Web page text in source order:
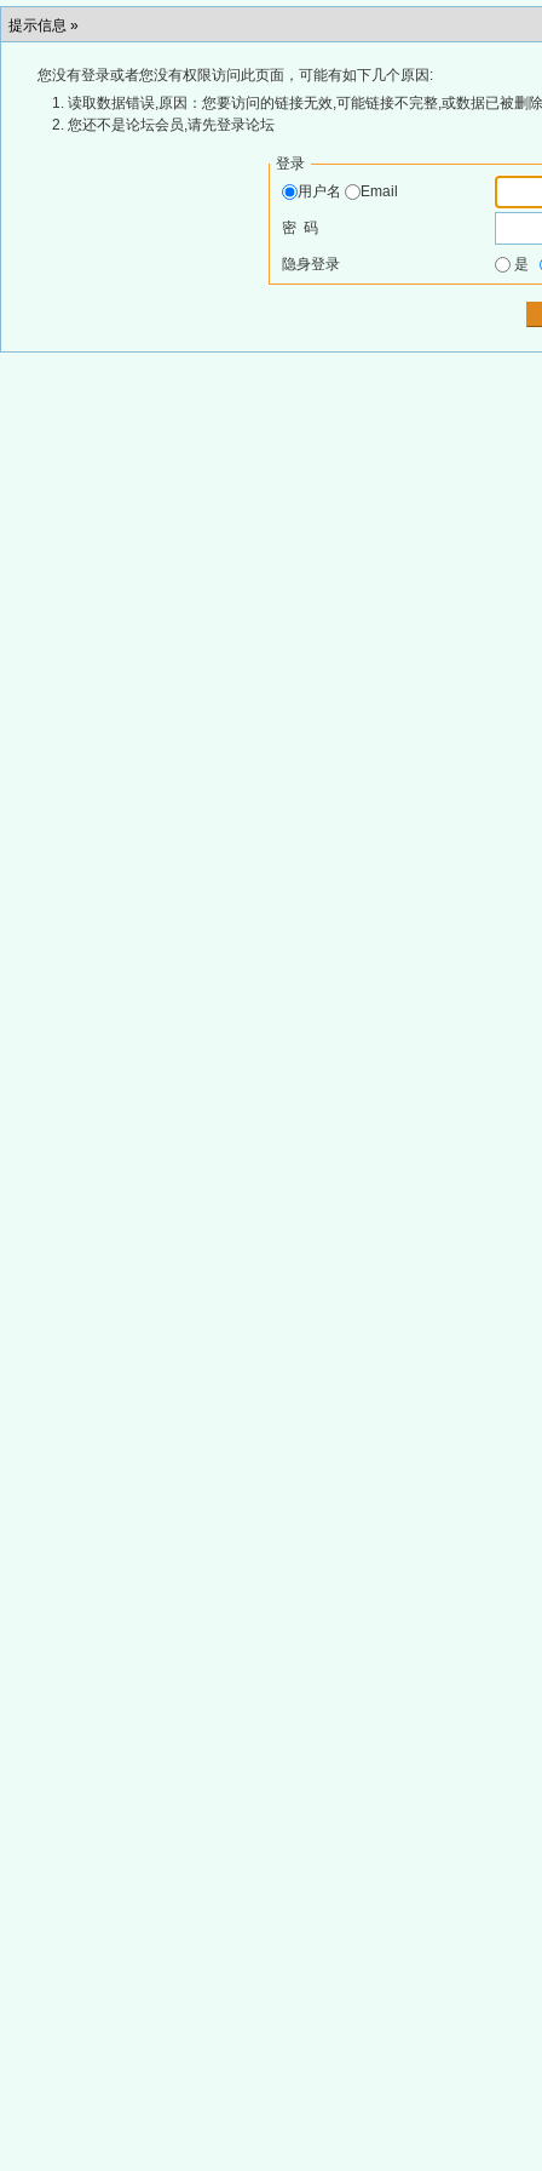
提示信息 »
您没有登录或者您没有权限访问此页面，可能有如下几个原因:
读取数据错误,原因：您要访问的链接无效,可能链接不完整,或数据已被删
您还不是论坛会员,请先登录论坛
登录
用户名
Email
密 码
隐身登录 是